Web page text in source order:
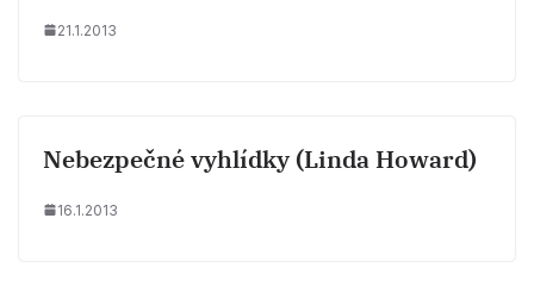
21.1.2013
Nebezpečné vyhlídky (Linda Howard)
16.1.2013